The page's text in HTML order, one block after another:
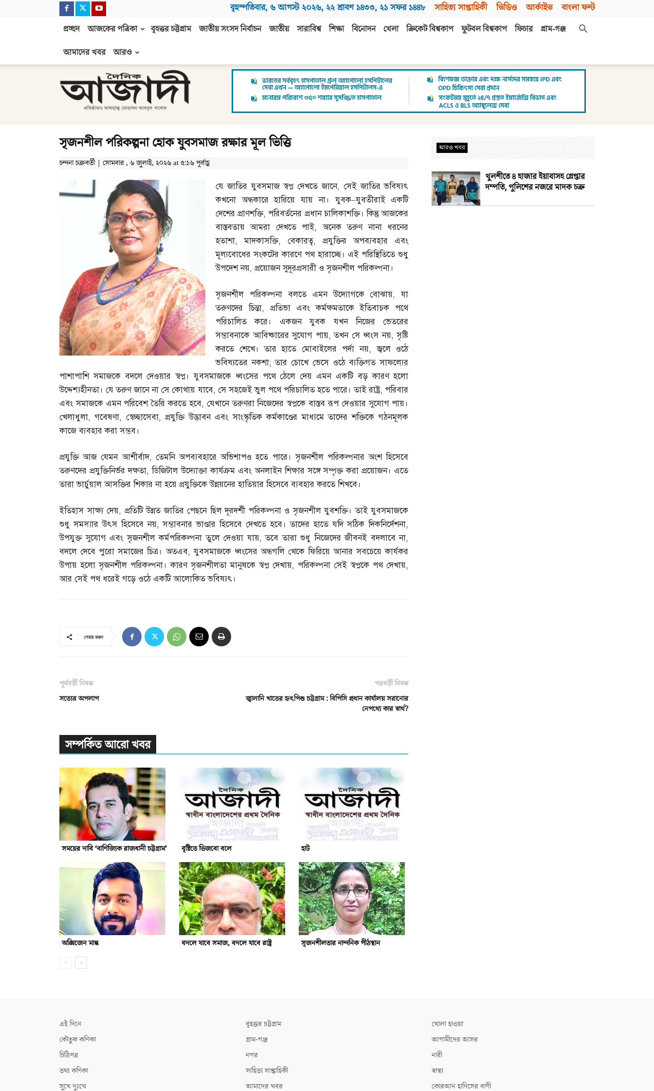
বৃহস্পতিবার, ৬ আগস্ট ২০২৬, ২২ শ্রাবণ ১৪৩৩, ২১ সফর ১৪৪৮ সাহিত্য সাপ্তাহিকী ভিডিও আর্কাইভ বাংলা ফন্ট
প্রচ্ছদ আজকের পত্রিকা বৃহত্তর চট্টগ্রাম জাতীয় সংসদ নির্বাচন জাতীয় সারাবিশ্ব শিক্ষা বিনোদন খেলা ক্রিকেট বিশ্বকাপ ফুটবল বিশ্বকাপ ফিচার
গ্রাম-গঞ্জ
আমাদের খবর
আরও
আজাদী
সৃজনশীল পরিকল্পনা হোক যুবসমাজ রক্ষার মূল ভিত্তি
চন্দনা চক্রবর্তী | সোমবার , ৬ জুলাই, ২০২৬ at ৫:১৬ পূর্বাহ্ণ
যে জাতির যুবসমাজ স্বপ্ন দেখতে জানে, সেই জাতির ভবিষ্যৎ
কখনো অন্ধকারে হারিয়ে যায় না। যুবক–যুবতীরাই একটি
দেশের প্রাণশক্তি, পরিবর্তনের প্রধান চালিকাশক্তি। কিন্তু আজকের
বাস্তবতায় আমরা দেখতে পাই,অনেক তরুণ নানা ধরনের
হতাশা,মাদকাসক্তি,বেকারত্ব,প্রযুক্তির অপব্যবহার এবং
মূল্যবোধের সংকটের কারণে পথ হারাচ্ছে। এই পরিস্থিতিতে শুধু
উপদেশ নয়, প্রয়োজন সুদূরপ্রসারী ও সৃজনশীল পরিকল্পনা।
সৃজনশীল পরিকল্পনা বলতে এমন উদ্যোগকে বোঝায়,যা
তরুণদের চিন্তা, প্রতিভা এবং কর্মক্ষমতাকে ইতিবাচক পথে
পরিচালিত করে। একজন যুবক যখন নিজের ভেতরের
সম্ভাবনাকে আবিষ্কারের সুযোগ পায়,তখন সে ধ্বংস নয়,সৃষ্টি
করতে শেখে। তার হাতে মোবাইলের পর্দা নয়,জ্বলে ওঠে
ভবিষ্যতের নকশা;তার চোখে ভেসে ওঠে ব্যক্তিগত সাফল্যের
পাশাপাশি সমাজকে বদলে দেওয়ার স্বপ্ন। যুবসমাজকে ধ্বংসের পথে ঠেলে দেয় এমন একটি বড় কারণ হলো
উদ্দেশ্যহীনতা। যে তরুণ জানে না সে কোথায় যাবে, সে সহজেই ভুল পথে পরিচালিত হতে পারে। তাই রাষ্ট্র, পরিবার
এবং সমাজকে এমন পরিবেশ তৈরি করতে হবে, যেখানে তরুণরা নিজেদের স্বপ্নকে বাস্তব রূপ দেওয়ার সুযোগ পায়।
খেলাধুলা,গবেষণা, স্বেচ্ছাসেবা,প্রযুক্তি উদ্ভাবন এবং সাংস্কৃতিক কর্মকাণ্ডের মাধ্যমে তাদের শক্তিকে গঠনমূলক
কাজে ব্যবহার করা সম্ভব।
প্রযুক্তি আজ যেমন আশীর্বাদ, তেমনি অপব্যবহারে অভিশাপও হতে পারে। সৃজনশীল পরিকল্পনার অংশ হিসেবে
তরুণদের প্রযুক্তিনির্ভর দক্ষতা,ডিজিটাল উদ্যোক্তা কার্যক্রম এবং অনলাইন শিক্ষার সঙ্গে সম্পৃক্ত করা প্রয়োজন। এতে
তারা ভার্চুয়াল আসক্তির শিকার না হয়ে প্রযুক্তিকে উন্নয়নের হাতিয়ার হিসেবে ব্যবহার করতে শিখবে।
ইতিহাস সাক্ষ্য দেয়, প্রতিটি উন্নত জাতির পেছনে ছিল দূরদর্শী পরিকল্পনা ও সৃজনশীল যুবশক্তি। তাই যুবসমাজকে
শুধু সমস্যার উৎস হিসেবে নয়,সম্ভাবনার ভাণ্ডার হিসেবে দেখতে হবে। তাদের হাতে যদি সঠিক দিকনির্দেশনা,
উপযুক্ত সুযোগ এবং সৃজনশীল কর্মপরিকল্পনা তুলে দেওয়া যায়,তবে তারা শুধু নিজেদের জীবনই বদলাবে না,
বদলে দেবে পুরো সমাজের চিত্র। অতএব,যুবসমাজকে ধ্বংসের অন্ধগলি থেকে ফিরিয়ে আনার সবচেয়ে কার্যকর
উপায় হলো সৃজনশীল পরিকল্পনা। কারণ সৃজনশীলতা মানুষকে স্বপ্ন দেখায়, পরিকল্পনা সেই স্বপ্নকে পথ দেখায়,
আর সেই পথ ধরেই গড়ে ওঠে একটি আলোকিত ভবিষ্যৎ।
শেয়ার করুন
পূর্ববর্তী নিবন্ধ
সত্যের অপলাপ
পরবর্তী নিবন্ধ
জ্বালানি খাতের হৃৎপিণ্ড চট্টগ্রাম : বিপিসি প্রধান কার্যালয় সরানোর
নেপথ্যে কার স্বার্থ?
সম্পর্কিত আরো খবর
সময়ের দাবি ‘বাণিজ্যিক রাজধানী চট্টগ্রাম’ বৃষ্টিতে ভিজবো বলে হাট
অক্সিজেন মাস্ক বদলে যাবে সমাজ, বদলে যাবে রাষ্ট্র সৃজনশীলতার নান্দনিক পীঠস্থান
আরও খবর
খুলশীতে ৪ হাজার ইয়াবাসহ গ্রেপ্তার
দম্পতি, পুলিশের নজরে মাদক চক্র
এই দিনে
কৌতুক কণিকা
চিঠিপত্র
তথ্য কণিকা
সুখে দুঃখে
বৃহত্তর চট্টগ্রাম
গ্রাম-গঞ্জ
নগর
সাহিত্য সাপ্তাহিকী
আমাদের খবর
খোলা হাওয়া
আগামীদের আসর
নারী
স্বাস্থ্য
কোরআন হাদিসের বাণী